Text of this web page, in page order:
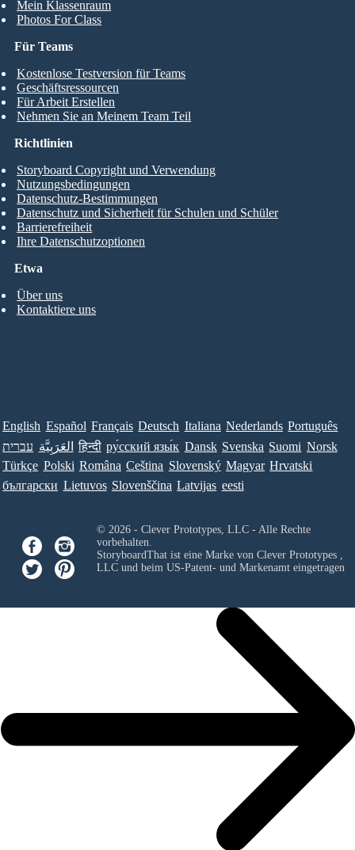
Mein Klassenraum
Photos For Class
Für Teams
Kostenlose Testversion für Teams
Geschäftsressourcen
Für Arbeit Erstellen
Nehmen Sie an Meinem Team Teil
Etwa
Über uns
Kontaktiere uns
Richtlinien
Storyboard Copyright und Verwendung
Nutzungsbedingungen
Datenschutz-Bestimmungen
Datenschutz und Sicherheit für Schulen und Schüler
Barrierefreiheit
Ihre Datenschutzoptionen
English Español Français Deutsch Italiana Nederlands Português
עברית العَرَبِيَّة हिन्दी ру́сский язы́к Dansk Svenska Suomi Norsk
Türkçe Polski Româna Ceština Slovenský Magyar Hrvatski
български Lietuvos Slovenščina Latvijas eesti
© 2026 - Clever Prototypes, LLC - Alle Rechte
vorbehalten.
StoryboardThat ist eine Marke von Clever Prototypes ,
LLCund beim US-Patent- und Markenamt eingetragen